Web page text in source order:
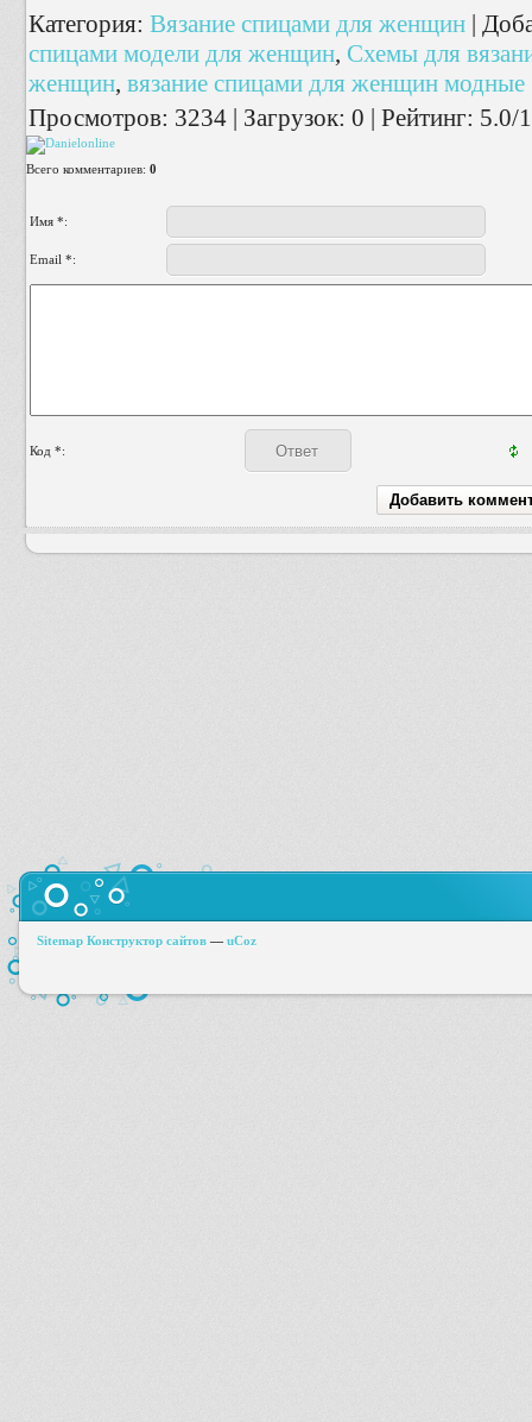
Категория: Вязание спицами для женщин |
спицами модели для женщин, Схемы для
женщин, вязание спицами для женщин модные
Просмотров: 3234 | Загрузок: 0 | Рейтинг: 5.0/1
Всего комментариев: 0
Имя *:
Email *:
Код *:
Sitemap Конструктор сайтов — uCoz